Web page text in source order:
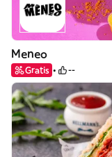
Meneo
Gratis --